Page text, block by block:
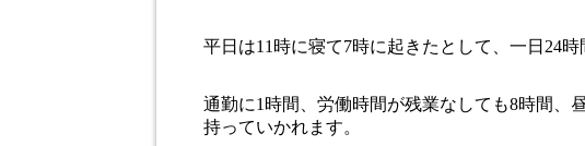
平日は11時に寝て7時に起きたとして、一日24時
通勤に1時間、労働時間が残業なしても8時間、
持っていかれます。